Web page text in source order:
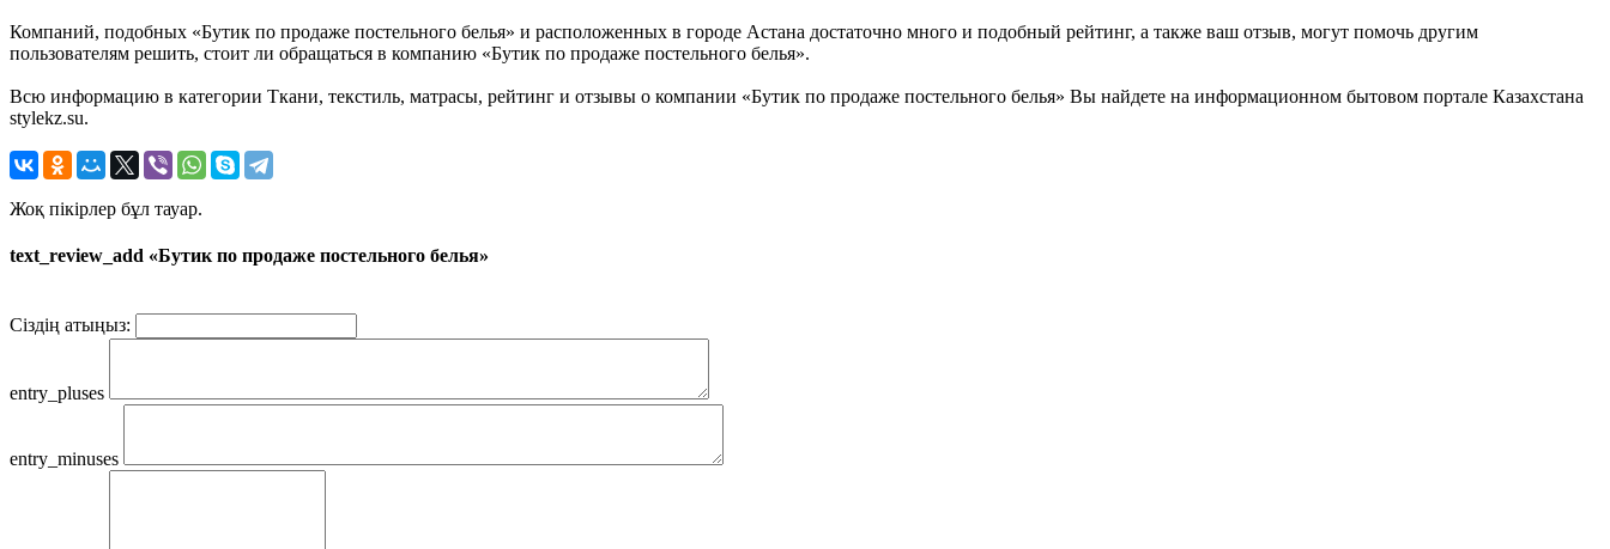
Компаний, подобных «Бутик по продаже постельного белья» и расположенных в городе Астана достаточно много и подобный рейтинг, а также ваш отзыв, могут помочь другим
пользователям решить, стоит ли обращаться в компанию «Бутик по продаже постельного белья».
Всю информацию в категории Ткани, текстиль, матрасы, рейтинг и отзывы о компании «Бутик по продаже постельного белья» Вы найдете на информационном бытовом портале Казахстана
stylekz.su.
Жоқ пікірлер бұл тауар.
text_review_add «Бутик по продаже постельного белья»
Сіздің атыңыз:
entry_pluses
entry_minuses